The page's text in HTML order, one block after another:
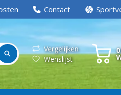
Contact
Vergelijken
Wenslijst